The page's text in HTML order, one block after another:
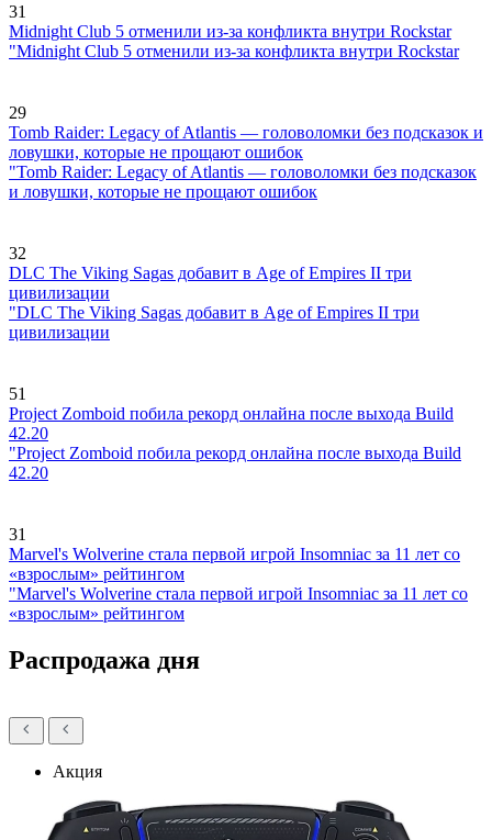
31
Midnight Club 5 отменили из-за конфликта внутри Rockstar
"Midnight Club 5 отменили из-за конфликта внутри Rockstar
29
Tomb Raider: Legacy of Atlantis — головоломки без подсказок и
ловушки, которые не прощают ошибок
"Tomb Raider: Legacy of Atlantis — головоломки без подсказок
и ловушки, которые не прощают ошибок
32
DLC The Viking Sagas добавит в Age of Empires II три
цивилизации
"DLC The Viking Sagas добавит в Age of Empires II три
цивилизации
51
Project Zomboid побила рекорд онлайна после выхода Build
42.20
"Project Zomboid побила рекорд онлайна после выхода Build
42.20
31
Marvel's Wolverine стала первой игрой Insomniac за 11 лет со
«взрослым» рейтингом
"Marvel's Wolverine стала первой игрой Insomniac за 11 лет со
«взрослым» рейтингом
Распродажа дня
Акция